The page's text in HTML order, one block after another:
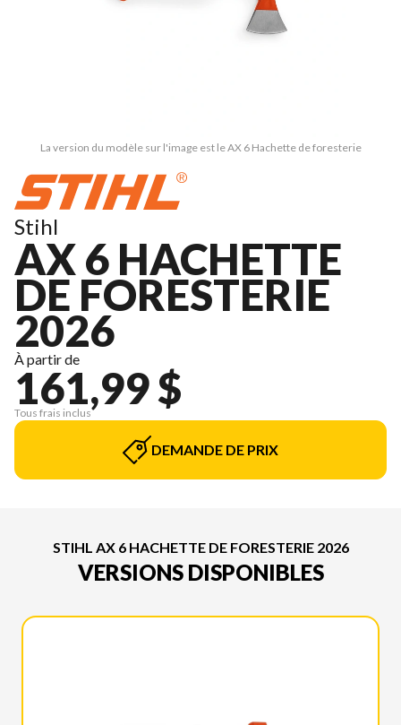
La version du modèle sur l'image est le AX 6 Hachette de foresterie
Stihl
AX 6 HACHETTE
DE FORESTERIE
2026
À partir de
161,99 $
Tous frais inclus
DEMANDE DE PRIX
STIHL AX 6 HACHETTE DE FORESTERIE 2026
VERSIONS DISPONIBLES